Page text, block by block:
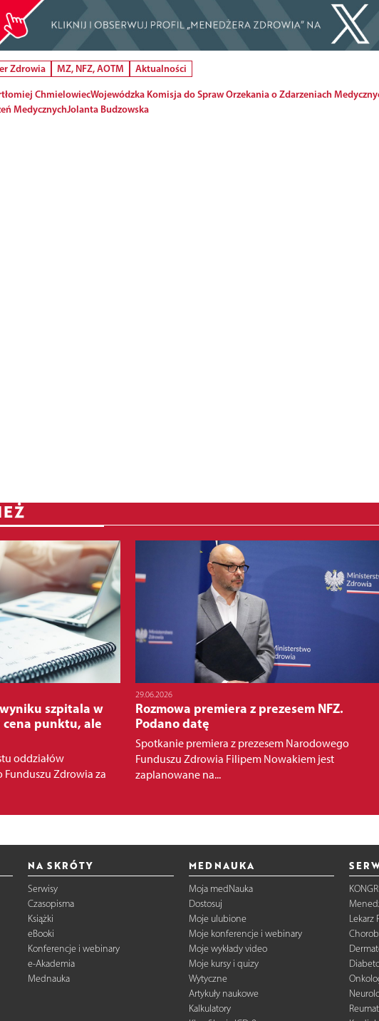
Zdrowia MZ, NFZ, AOTM
Aktualności
ChmielowiecWojewódzka Komisja do Spraw Orzekania o Zdarzeniach
MedycznychJolanta Budzowska
szpitala w
cena punktu, ale
oddziałów
Zdrowia za
29.06.2026
Rozmowa premiera z prezesem NFZ.
Podano datę
Spotkanie premiera z prezesem Narodowego
Funduszu Zdrowia Filipem Nowakiem jest
zaplanowane na...
NA SKRÓTY
Serwisy
Czasopisma
Książki
eBooki
Konferencje i webinary
e-Akademia
Mednauka
MEDNAUKA
Moja medNauka
Dostosuj
Moje ulubione
Moje konferencje i webinary
Moje wykłady video
Moje kursy i quizy
Wytyczne
Artykuły naukowe
Kalkulatory
Lekarz